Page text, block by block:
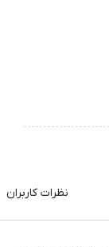
نظرات کاربران